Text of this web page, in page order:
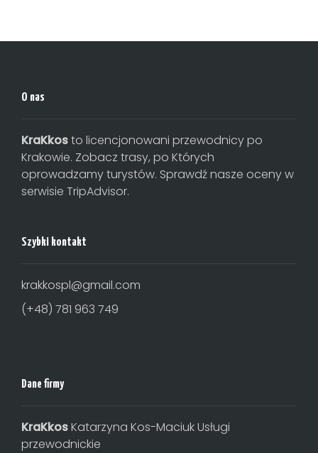
O nas
KraKkosto licencjonowani przewodnicy po
Krakowie. Zobacz trasy, po Których
oprowadzamy turystów. Sprawdź nasze oceny w
serwisie TripAdvisor.
Szybki kontakt
krakkospl@gmail.com
(+48) 781 963 749
Dane firmy
KraKkosKatarzyna Kos-Maciuk Usługi
przewodnickie